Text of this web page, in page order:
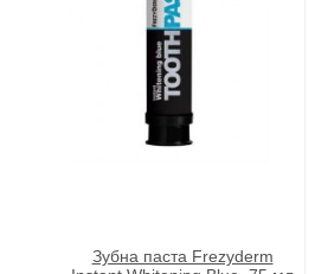
Зубна паста Frezyderm